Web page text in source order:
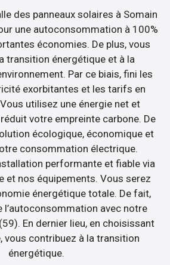
des panneaux solaires à Somain
une autoconsommation à 100%
économies. De plus, vous
transition énergétique et à la
Par ce biais, fini les
exorbitantes et les tarifs en
utilisez une énergie net et
votre empreinte carbone. De
écologique, économique et
consommation électrique.
performante et fiable via
et nos équipements. Vous serez
énergétique totale. De fait,
l’autoconsommation avec notre
En dernier lieu, en choisissant
vous contribuez à la transition
énergétique.